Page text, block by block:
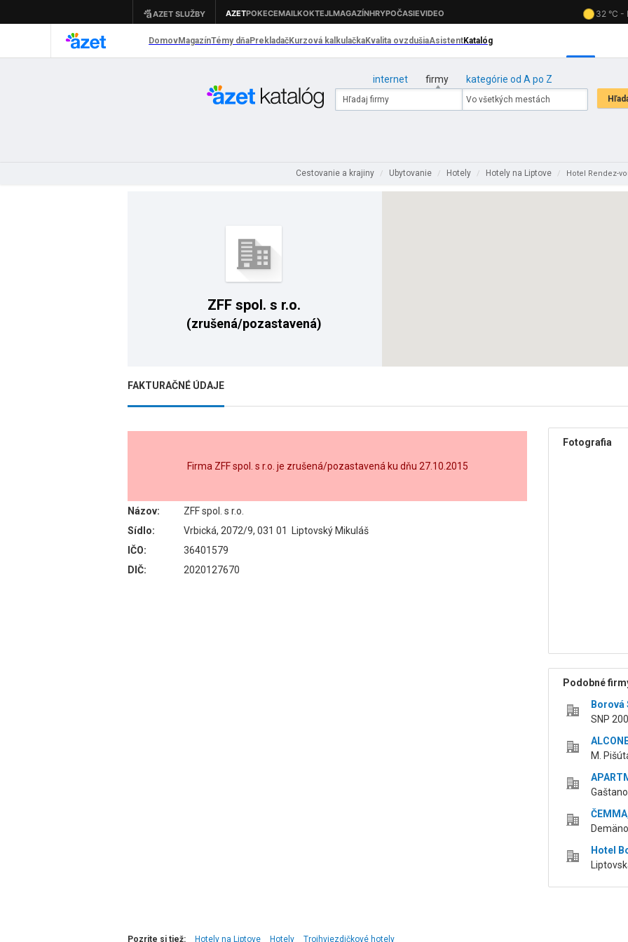
internet firmy kategórie od A po Z
Cestovanie a krajiny / Ubytovanie / Hotely / Hotely na Liptove / Hotel Rendez-
ZFF spol. s r.o.
(zrušená/pozastavená)
FAKTURAČNÉ ÚDAJE
Firma ZFF spol. s r.o. je zrušená/pozastavená ku dňu 27.10.2015
Názov:
ZFF spol. s r.o.
Sídlo:
Vrbická, 2072/9, 031 01 Liptovský Mikuláš
IČO:
36401579
DIČ:
2020127670
Fotografia
Podobné
Borová
SNP
M.
Hotel
Pozrite si tiež: Hotely na Liptove Hotely Trojhviezdičkové hotely